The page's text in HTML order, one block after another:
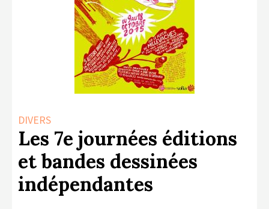
NUMÉRIQUE
LA CULTURE AVEC LA COPIE
PRIVÉE
RAPPORT 2019 DE L’ACTION
CONTACTS
DIVERS
Les 7e journées éditions
et bandes dessinées
indépendantes